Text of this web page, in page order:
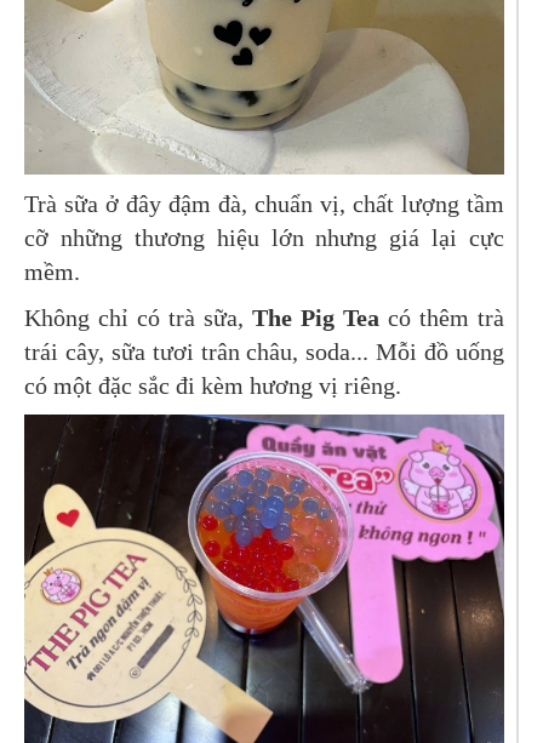
Trà sữa ở đây đậm đà, chuẩn vị, chất lượng tầm
cỡ những thương hiệu lớn nhưng giá lại cực
mềm.
Không chỉ có trà sữa, The Pig Tea có thêm trà
trái cây, sữa tươi trân châu, soda... Mỗi đồ uống
có một đặc sắc đi kèm hương vị riêng.